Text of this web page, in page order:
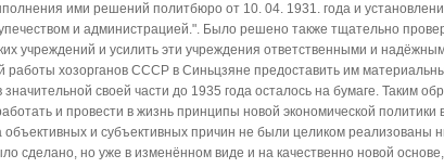
ими решений политбюро от 10. 04. 1931. года и
и администрацией.". Было решено также тщательно
учреждений и усилить эти учреждения ответственными и
работы хозорганов СССР в Синьцзяне предоставить им
своей части до 1935 года осталось на бумаге. Таким
и провести в жизнь принципы новой экономической политики
объективных и субъективных причин не были целиком реализованы
сделано, но уже в изменённом виде и на качественно новой